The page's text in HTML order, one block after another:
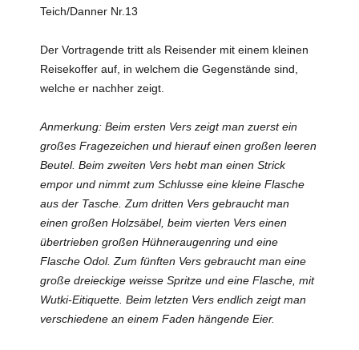
Teich/Danner Nr.13
Der Vortragende tritt als Reisender mit einem kleinen
Reisekoffer auf, in welchem die Gegenstände sind,
welche er nachher zeigt.
Anmerkung: Beim ersten Vers zeigt man zuerst ein
großes Fragezeichen und hierauf einen großen leeren
Beutel. Beim zweiten Vers hebt man einen Strick
empor und nimmt zum Schlusse eine kleine Flasche
aus der Tasche. Zum dritten Vers gebraucht man
einen großen Holzsäbel, beim vierten Vers einen
übertrieben großen Hühneraugenring und eine
Flasche Odol. Zum fünften Vers gebraucht man eine
große dreieckige weisse Spritze und eine Flasche, mit
Wutki-Eitiquette. Beim letzten Vers endlich zeigt man
verschiedene an einem Faden hängende Eier.